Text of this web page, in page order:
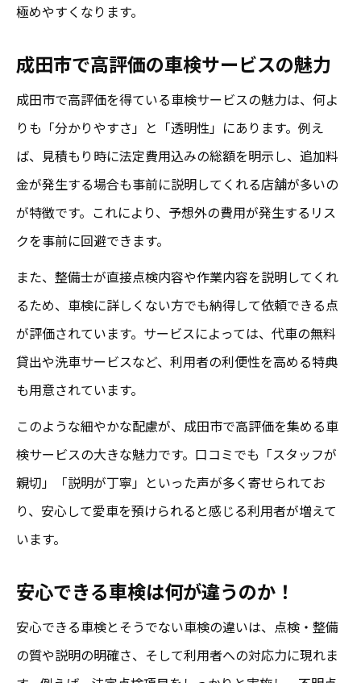
極めやすくなります。
成田市で高評価の車検サービスの魅力
成田市で高評価を得ている車検サービスの魅力は、何よ
りも「分かりやすさ」と「透明性」にあります。例え
ば、見積もり時に法定費用込みの総額を明示し、追加料
金が発生する場合も事前に説明してくれる店舗が多いの
が特徴です。これにより、予想外の費用が発生するリス
クを事前に回避できます。
また、整備士が直接点検内容や作業内容を説明してくれ
るため、車検に詳しくない方でも納得して依頼できる点
が評価されています。サービスによっては、代車の無料
貸出や洗車サービスなど、利用者の利便性を高める特典
も用意されています。
このような細やかな配慮が、成田市で高評価を集める車
検サービスの大きな魅力です。口コミでも「スタッフが
親切」「説明が丁寧」といった声が多く寄せられてお
り、安心して愛車を預けられると感じる利用者が増えて
います。
安心できる車検は何が違うのか！
安心できる車検とそうでない車検の違いは、点検・整備
の質や説明の明確さ、そして利用者への対応力に現れま